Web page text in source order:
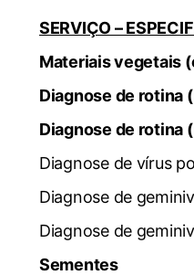
SERVIÇO –
Materiais vegetais
Diagnose de rotina
Diagnose de rotina
Diagnose de vírus
Diagnose de
Diagnose de
Sementes